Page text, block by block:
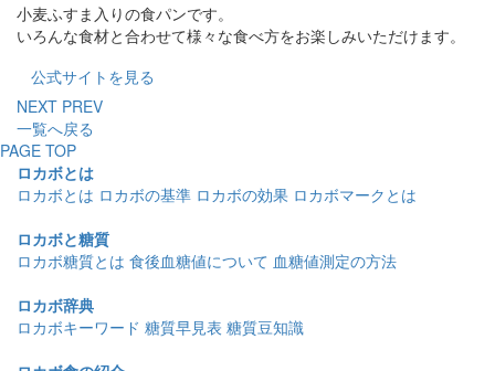
小麦ふすま入りの食パンです。
いろんな食材と合わせて様々な食べ方をお楽しみいただけます。
公式サイトを見る
NEXT PREV
一覧へ戻る
PAGE TOP
ロカボとは
ロカボとは ロカボの基準 ロカボの効果 ロカボマークとは
ロカボと糖質
ロカボ糖質とは 食後血糖値について 血糖値測定の方法
ロカボ辞典
ロカボキーワード 糖質早見表 糖質豆知識